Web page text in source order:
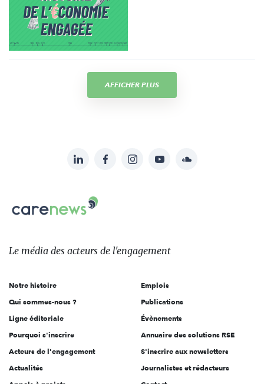
AFFICHER PLUS
sur:
LinkedInFacebookInstagramYouTubeSoundcloud
Le
des
l'engagement
Le média des acteurs de l'engagement
Notre histoire
Qui sommes-nous ?
Ligne éditoriale
Pourquoi s'inscrire
Acteurs de l'engagement
Actualités
Emplois
Publications
Évènements
Annuaire des solutions RSE
S'inscrire aux newsletters
Journalistes et rédacteurs